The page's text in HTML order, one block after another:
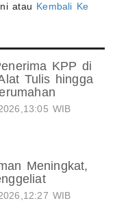
atau Kembali Ke
KPP di
Tulis hingga
WIB
Meningkat,
WIB